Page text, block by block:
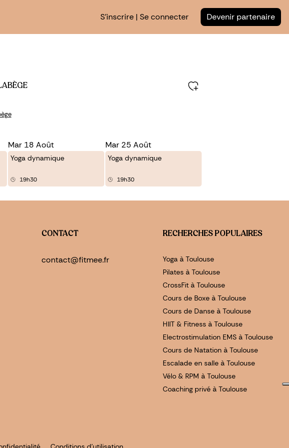
S'inscrire | Se connecter Devenir partenaire
Mar 18 Août
Yoga dynamique
19h30
Mar 25 Août
Yoga dynamique
19h30
CONTACT
contact@fitmee.fr
RECHERCHES POPULAIRES
Yoga à Toulouse
Pilates à Toulouse
CrossFit à Toulouse
Cours de Boxe à Toulouse
Cours de Danse à Toulouse
HIIT & Fitness à Toulouse
Electrostimulation EMS à Toulouse
Cours de Natation à Toulouse
Escalade en salle à Toulouse
Vélo & RPM à Toulouse
Coaching privé à Toulouse